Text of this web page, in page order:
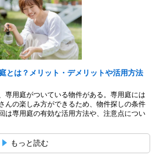
とは？メリット・デメリットや活用方法
専用庭がついている物件がある。専用庭には
んの楽しみ方ができるため、物件探しの条件
は専用庭の有効な活用方法や、注意点につい
もっと読む